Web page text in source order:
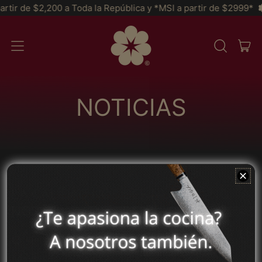
de $2,200 a Toda la República y *MSI a partir de $2999*
MENU
BUSCAR
NOTICIAS
LA CALIDAD NOS DEFINE PERO NO
NOS OLVIDAMOS DEL ESTILO.
FacebookInstagram
TikTokWhatsApp
Afeganistão (MXN $)
África do Sul (MXN